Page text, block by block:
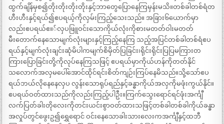
ထွက်ချိန်မှစ၍တိုးတိုးတိုးတိုးနှင့်ဘာတွေပြောနေကြမှန်းမသိ။တစ်ခါတစ်ရံတ
ဟီးဟီးနှင့်ရယ်၍ဧပရယ့်ကိုလှမ်းကြည့်သေးသည်။ အခြား၆ယောက်မှာ
လည်းဧပရယ်ဧ။်လှပဖြူဝင်းသောကိုယ်လုံးကိုစားမတတ်ဝါးမတတ်
မီးတောက်နေသောမျက်လုံးများနှင့်ကြည့်နေကြ သည့်အပြင်တစ်ခါတစ်ရံဧပ
ရယ်နှင့်မျက်လုံးချင်းဆုံမိပါကမျက်စိမှိတ်ပြခြင်း၊ရိုင်းရိုင်းပြပြမကြားတ
ကြားပြောခြင်းတို့ကိုလုပ်နေကြသဖြင့် ဧပရယ်မှာကိုယ်ဟန်ကိုတတ်နိုင်
သလောက်အလှမပေါ်အောင်ထိုင်ရင်းစိတ်ကျဉ်းကြပ်နေမိသည်။သို့သော်ဧပ
ရယ်ဘယ်လိုနေနေလှပ လွန်းသောရုပ်ရည်နှင့်ခန္ဓာကိုယ်အလှကိုမဖုံးကွယ်နိုင်။
ဧပရယ်ဝတ်ထားသည်ကိုလည်းကြည့်ပါဦး။ကြက်သွေးရောင်ရင်ဖုံးအင်္ကျီ
လက်ပြတ်ခါးတိုလေးကိုတင်းယင်းစွာဝတ်ထားသဖြင့်တစ်ခါတစ်ခါကိုယ်ခန္ဓာ
အလှုပ်တွင်ဖွေးဥ၍ရွှေရောင် ဝင်းနေသောခါးသားလေးကအင်္ကျီနှင့်ထဘီ